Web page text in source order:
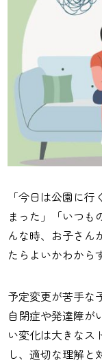
「今日は公園に
まった」「いつも
んな時、お子さん
たらよいかわから
予定変更が苦手な
自閉症や発達障が
い変化は大きなス
し、適切な理解